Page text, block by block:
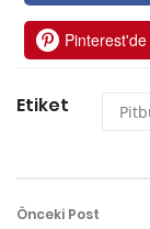
Etiket
Önceki Post